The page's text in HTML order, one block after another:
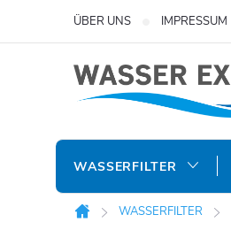
ÜBER UNS IMPRESSUM
WASSERFILTER
Startseite
WASSERFILTER